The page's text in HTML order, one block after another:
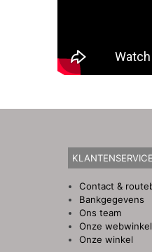
KLANTENSERVICE
Contact &
Bankgegevens
Ons team
Onze webwinkel
Onze winkel